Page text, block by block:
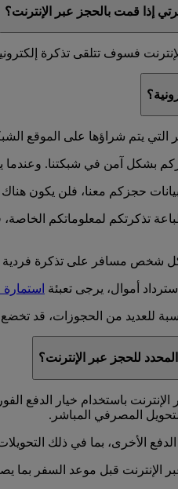
إذا قمت بالحجز عبر الإنترنت؟
فسوف تتلقى تذكرة
التي يتم شراؤها على الموقع
بشكل آمن في شبكتنا. وعندما
حجزكم معنا، فلن يكون
تذكرتكم لمعلوماتكم
شخص مسافر على تذكرة فردية
أموال، يرجى تعبئة
للعديد من الحجوزات، قد تخضع
للحجز عبر الإنترنت؟
الإنترنت باستخدام خيار الدفع
المصرفي المباشر.
الأخرى، بما في ذلك
قبل موعد السفر بما يصل إلى